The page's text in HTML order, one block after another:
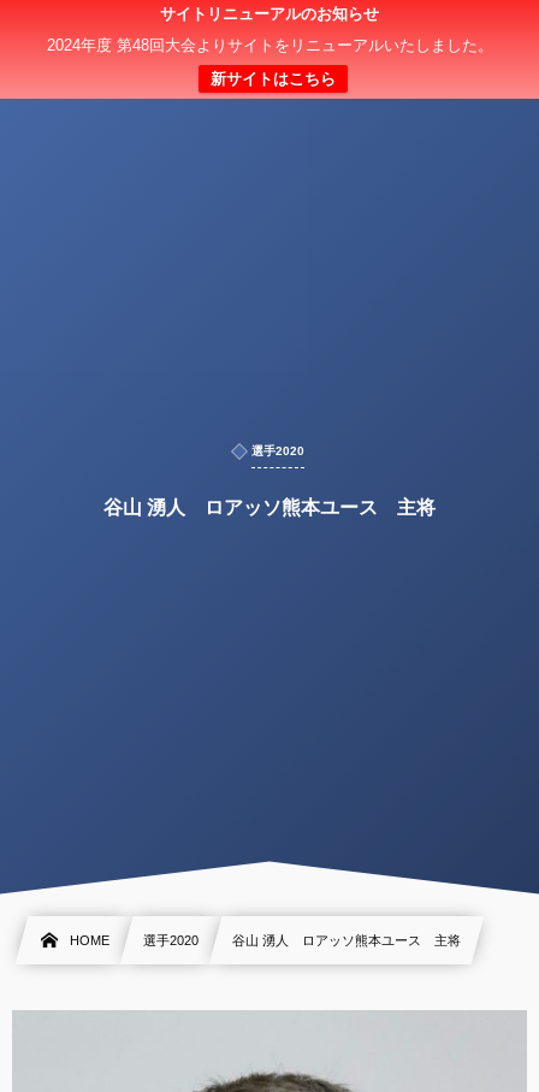
サイトリニューアルのお知らせ
2024年度 第48回大会よりサイトをリニューアルいたしました。
新サイトはこちら
選手2020
谷山 湧人 ロアッソ熊本ユース 主将
HOME 選手2020 谷山 湧人 ロアッソ熊本ユース 主将